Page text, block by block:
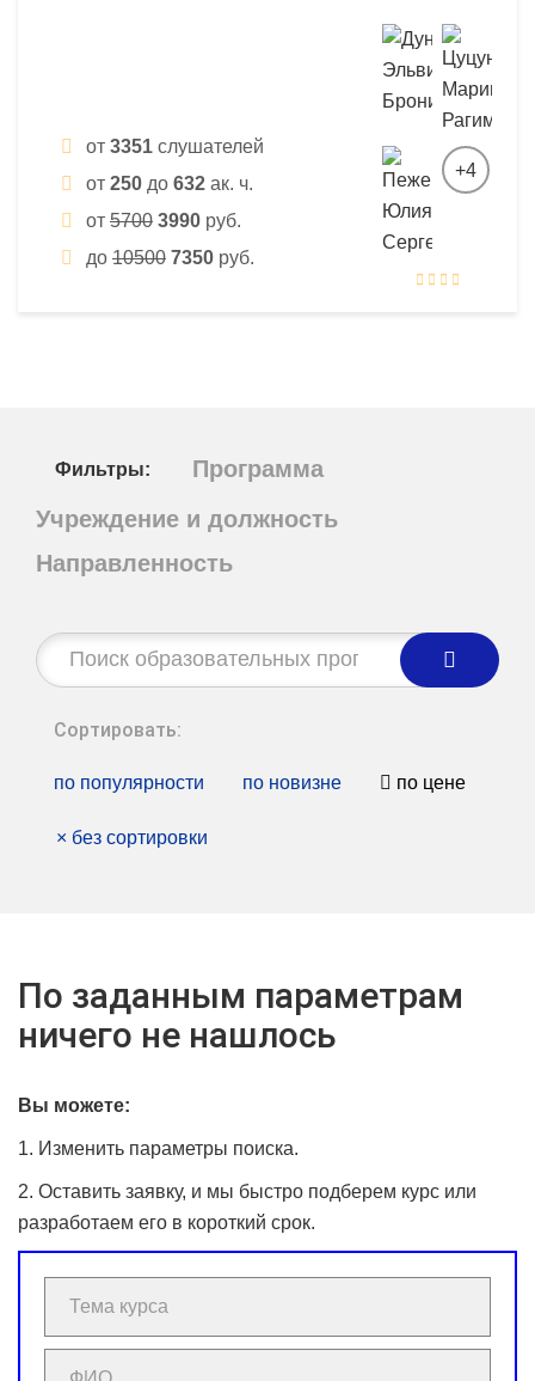
от 3351 слушателей
от 250 до 632 ак. ч.
от 5700 3990 руб.
до 10500 7350 руб.
+4
Фильтры:
Программа
Учреждение и должность
Направленность
Строка
поиска:
Сортировать:
по популярности по новизне по цене
× без сортировки
По заданным параметрам
ничего не нашлось
Вы можете:
1. Изменить параметры поиска.
2. Оставить заявку, и мы быстро подберем курс или
разработаем его в короткий срок.